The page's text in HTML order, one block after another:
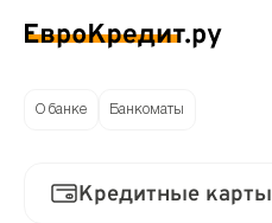
О банке Банкоматы
Кредитные карты